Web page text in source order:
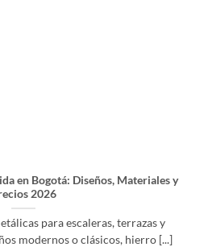
en Bogotá: Diseños, Materiales y
2026
para escaleras, terrazas y
modernos o clásicos, hierro [...]